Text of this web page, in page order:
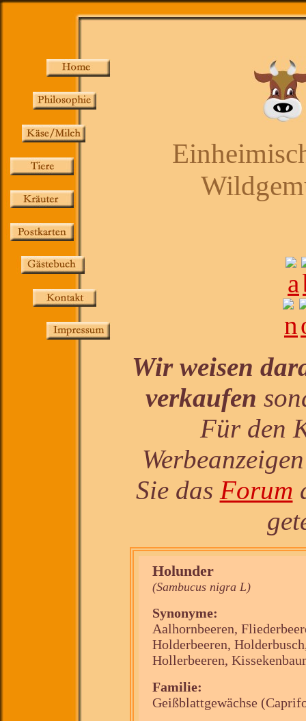
Wir weisen
verkaufen
Für den
Sie das Forum
Holunder
(Sambucus nigra L)
Synonyme:
Aalhornbeeren,
Holderbeeren,
Hollerbeeren,
Familie:
Geißblattgewächse